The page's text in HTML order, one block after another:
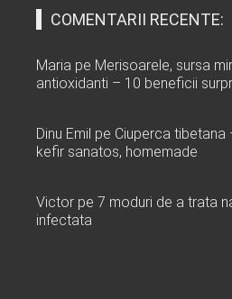
COMENTARII RECENTE:
Maria pe Merisoarele, sursa
antioxidanti – 10 beneficii
Dinu Emil pe Ciuperca tibetana
kefir sanatos, homemade
Victor pe 7 moduri de a trata
infectata